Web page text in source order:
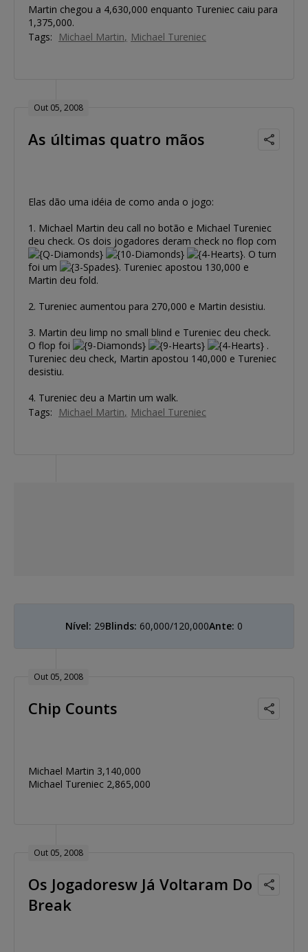
Martin chegou a 4,630,000 enquanto Tureniec caiu para
1,375,000.
Tags:
Michael Martin Michael Tureniec
Out 05, 2008
As últimas quatro mãos
Elas dão uma idéia de como anda o jogo:
1. Michael Martin deu call no botão e Michael Tureniec
deu check. Os dois jogadores deram check no flop com
. O turn
foi um
. Tureniec apostou 130,000 e
Martin deu fold.
2. Tureniec aumentou para 270,000 e Martin desistiu.
3. Martin deu limp no small blind e Tureniec deu check.
O flop foi
.
Tureniec deu check, Martin apostou 140,000 e Tureniec
desistiu.
4. Tureniec deu a Martin um walk.
Tags:
Michael Martin Michael Tureniec
Nível: 29Blinds: 60,000/120,000Ante: 0
Out 05, 2008
Chip Counts
Michael Martin 3,140,000
Michael Tureniec 2,865,000
Out 05, 2008
Os Jogadoresw Já Voltaram Do
Break